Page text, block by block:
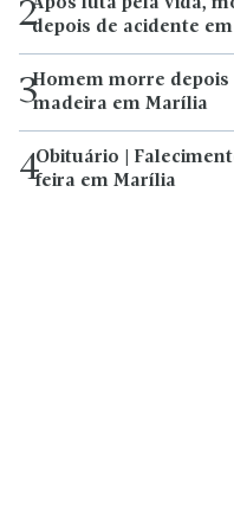
2depois de acidente
3Homem morre
madeira em Marília
4Obituário |
feira em Marília